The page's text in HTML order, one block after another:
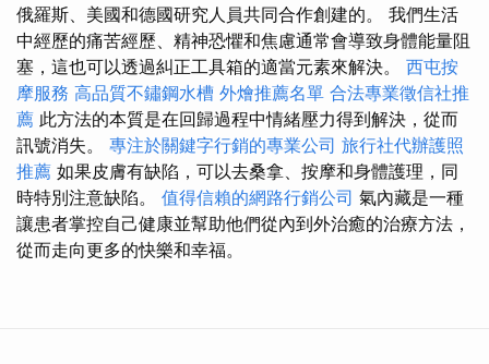
俄羅斯、美國和德國研究人員共同合作創建的。 我們生活
中經歷的痛苦經歷、精神恐懼和焦慮通常會導致身體能量阻
塞，這也可以透過糾正工具箱的適當元素來解決。 西屯按
摩服務 高品質不鏽鋼水槽 外燴推薦名單 合法專業徵信社推
薦 此方法的本質是在回歸過程中情緒壓力得到解決，從而
訊號消失。 專注於關鍵字行銷的專業公司 旅行社代辦護照
推薦 如果皮膚有缺陷，可以去桑拿、按摩和身體護理，同
時特別注意缺陷。 值得信賴的網路行銷公司 氣內藏是一種
讓患者掌控自己健康並幫助他們從內到外治癒的治療方法，
從而走向更多的快樂和幸福。